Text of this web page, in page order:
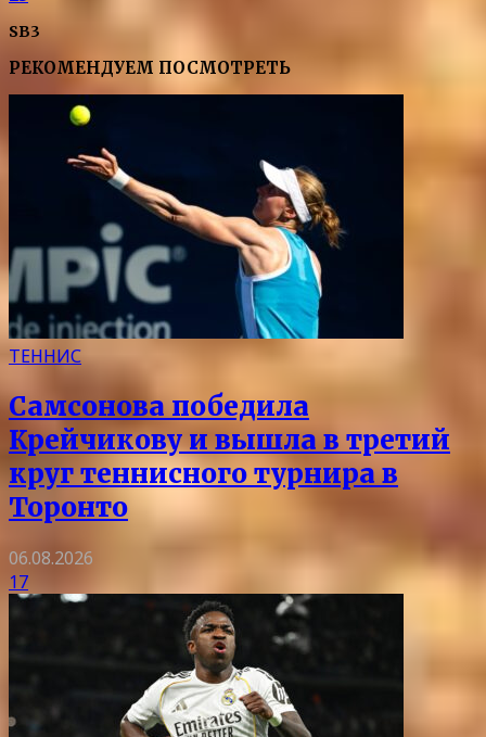
SB3
РЕКОМЕНДУЕМ ПОСМОТРЕТЬ
ТЕННИС
Самсонова победила
Крейчикову и вышла в третий
круг теннисного турнира в
Торонто
06.08.2026
17